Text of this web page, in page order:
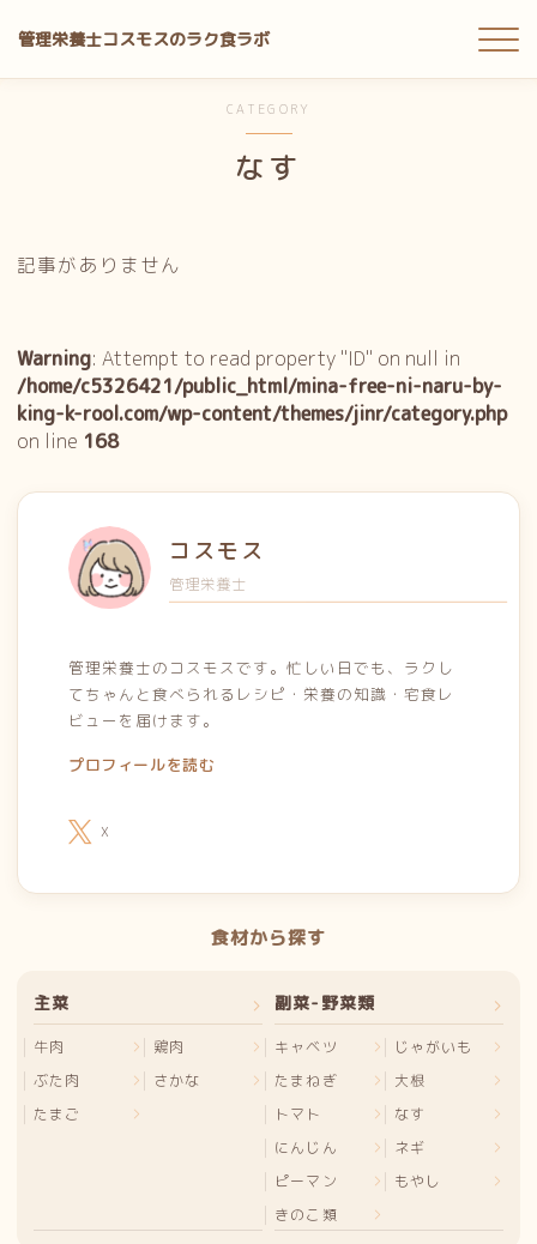
管理栄養士コスモスのラク食ラボ
MENU
目的別ガイド
料理アイテム
CATEGORY
なす
記事がありません
Warning: Attempt to read property "ID" on null in
/home/c5326421/public_html/mina-free-ni-naru-by-
king-k-rool.com/wp-content/themes/jinr/category.php
on line 168
コスモス
管理栄養士
管理栄養士のコスモスです。忙しい日でも、ラクし
てちゃんと食べられるレシピ・栄養の知識・宅食レ
ビューを届けます。
プロフィールを読む
X
食材から探す
主菜
牛肉
鶏肉
ぶた肉
さかな
たまご
副菜-野菜類
キャベツ
じゃがいも
たまねぎ
大根
トマト
なす
にんじん
ネギ
ピーマン
もやし
きのこ類